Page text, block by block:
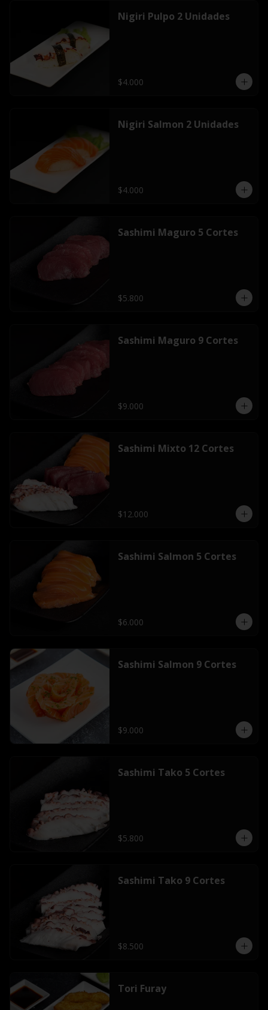
Nigiri Pulpo 2 Unidades
$4.000
Nigiri Salmon 2 Unidades
$4.000
Sashimi Maguro 5 Cortes
$5.800
Sashimi Maguro 9 Cortes
$9.000
Sashimi Mixto 12 Cortes
$12.000
Sashimi Salmon 5 Cortes
$6.000
Sashimi Salmon 9 Cortes
$9.000
Sashimi Tako 5 Cortes
$5.800
Sashimi Tako 9 Cortes
$8.500
Tori Furay